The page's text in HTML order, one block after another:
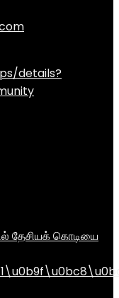
details?
தேசியக் கொடியை